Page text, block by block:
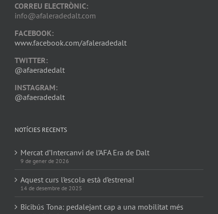
CORREU ELECTRÒNIC:
info@afaleradedalt.com
FACEBOOK:
www.facebook.com/afaleradedalt
TWITTER:
@afaeradedalt
INSTAGRAM:
@afaeradedalt
NOTÍCIES RECENTS
Mercat d’Intercanvi de l’AFA Era de Dalt
9 de gener de 2026
Aquest curs l’escola està d’estrena!
14 de desembre de 2025
Bicibús Tona: pedalejant cap a una mobilitat més